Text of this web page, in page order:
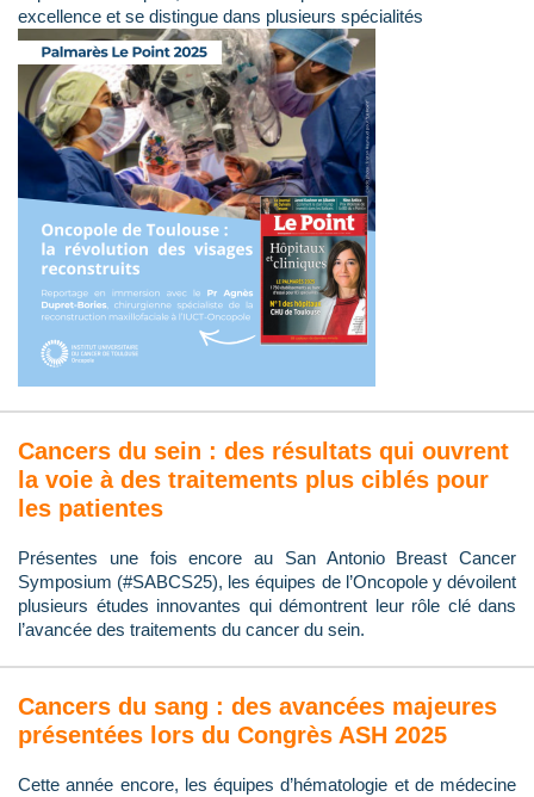
excellence et se distingue dans plusieurs spécialités
Cancers du sein : des résultats qui ouvrent
la voie à des traitements plus ciblés pour
les patientes
Présentes une fois encore au San Antonio Breast Cancer
Symposium (#SABCS25), les équipes de l’Oncopole y dévoilent
plusieurs études innovantes qui démontrent leur rôle clé dans
l’avancée des traitements du cancer du sein.
Cancers du sang : des avancées majeures
présentées lors du Congrès ASH 2025
Cette année encore, les équipes d’hématologie et de médecine